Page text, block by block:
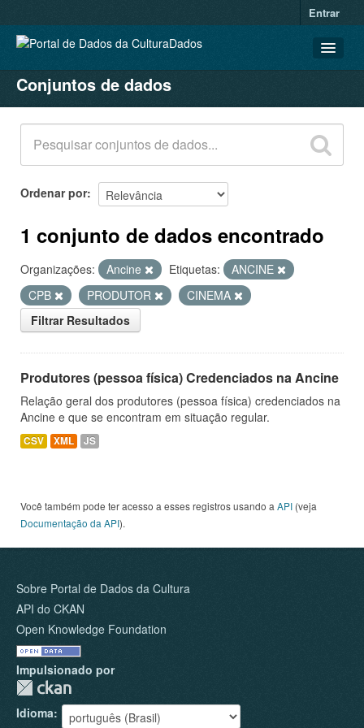
Entrar
CONJUNTOS DE DADOS
ORGANIZAÇÕES
GRUPOS
SOBRE
Conjuntos de dados
Ordenar por
1 conjunto de dados encontrado
Organizações: Ancine Etiquetas:
ANCINE
CPB
PRODUTOR
CINEMA
Filtrar Resultados
Produtores (pessoa física) Credenciados na Ancine
Relação geral dos produtores (pessoa física) credenciados na
Ancine e que se encontram em situação regular.
CSV XML JS
Você também pode ter acesso a esses registros usando a API (veja
Documentação da API).
Sobre Portal de Dados da Cultura
API do CKAN
Open Knowledge Foundation
Impulsionado por
Idioma